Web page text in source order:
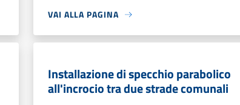
VAI ALLA PAGINA
Installazione di specchio parabolico
all'incrocio tra due strade comunali